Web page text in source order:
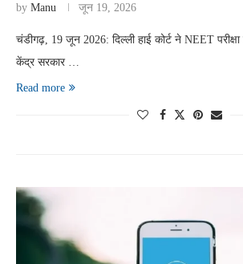
by Manu जून 19, 2026
चंडीगढ़, 19 जून 2026: दिल्ली हाई कोर्ट ने NEET परीक्षा
केंद्र सरकार …
Read more